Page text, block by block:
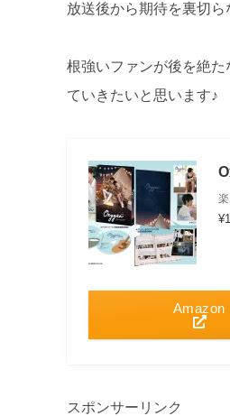
放送後から期待を裏切ら
根強いファンが後を絶
ていきたいと思います♪
Amazon
スポンサーリンク